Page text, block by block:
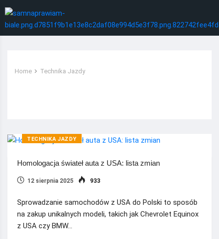
Home Technika Jazdy
TECHNIKA JAZDY
Homologacja świateł auta z USA: lista zmian
12 sierpnia 2025 933
Sprowadzanie samochodów z USA do Polski to sposób
na zakup unikalnych modeli, takich jak Chevrolet Equinox
z USA czy BMW…